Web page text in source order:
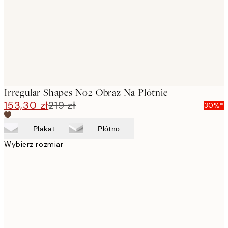
Irregular Shapes No2 Obraz Na Płótnie
153,30 zł219 zł 30%*
Plakat Płótno
Wybierz rozmiar